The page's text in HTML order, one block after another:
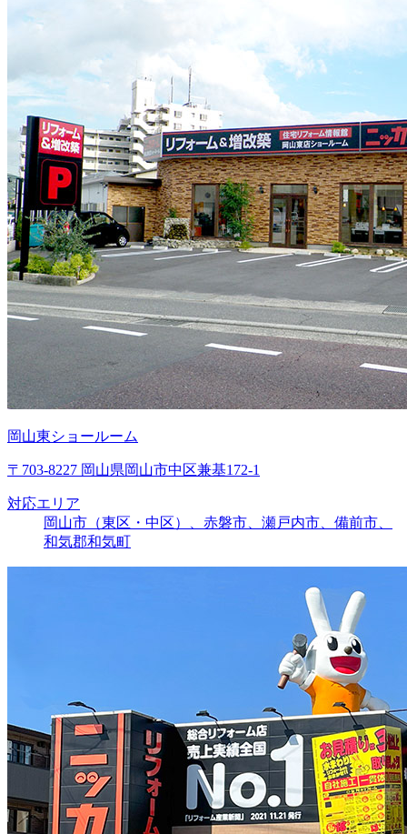
岡山東ショールーム
〒703-8227 岡山県岡山市中区兼基172-1
対応エリア
岡山市（東区・中区）、赤磐市、瀬戸内市、備前市、
和気郡和気町